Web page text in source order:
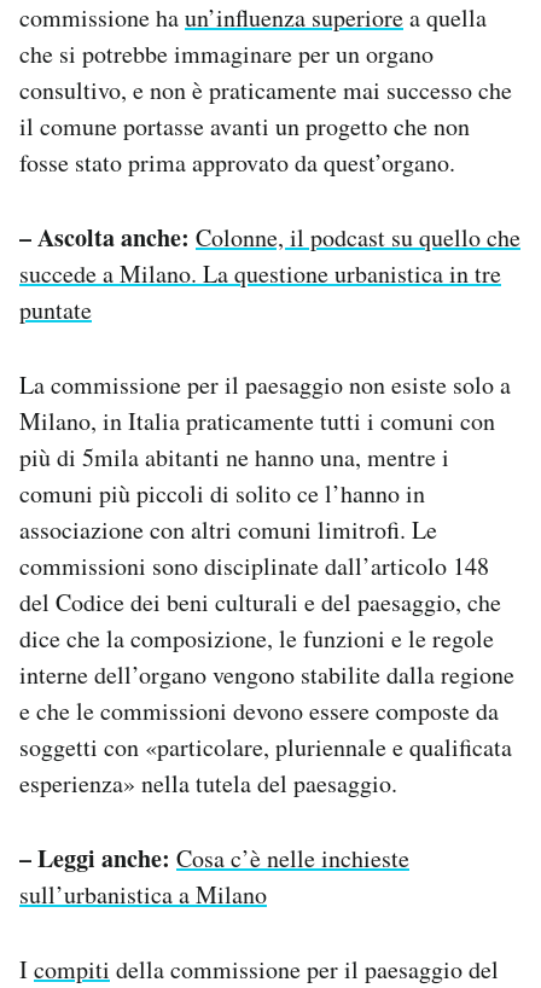
commissione haun’influenza superiorea quella
che si potrebbe immaginare per un organo
consultivo, e non è praticamente mai successo che
il comune portasse avanti un progetto che non
fosse stato prima approvato da quest’organo.
– Ascolta anche: Colonne, il podcast su quello che
succede a Milano. La questione urbanistica in tre
puntate
La commissione per il paesaggio non esiste solo a
Milano, in Italia praticamente tutti i comuni con
più di 5mila abitanti ne hanno una, mentre i
comuni più piccoli di solito ce l’hanno in
associazione con altri comuni limitrofi. Le
commissioni sono disciplinate dall’articolo 148
del Codice dei beni culturali e del paesaggio, che
dice che la composizione, le funzioni e le regole
interne dell’organo vengono stabilite dalla regione
e che le commissioni devono essere composte da
soggetti con «particolare, pluriennale e qualificata
esperienza» nella tutela del paesaggio.
– Leggi anche: Cosa c’è nelle inchieste
sull’urbanistica a Milano
Icompiti della commissione per il paesaggio del